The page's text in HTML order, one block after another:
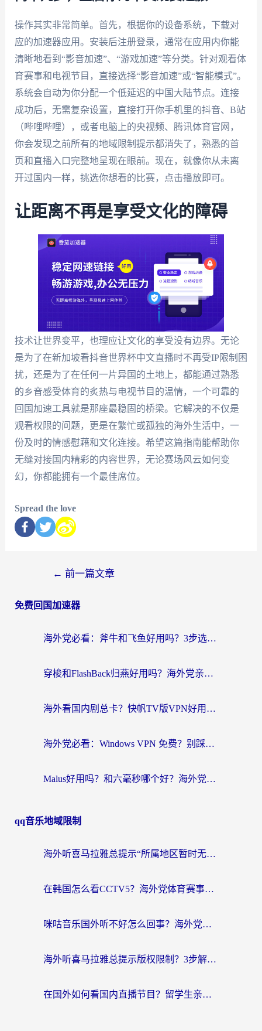
操作其实非常简单。首先，根据你的设备系统，下载对
应的加速器应用。安装后注册登录，通常在应用内你能
清晰地看到“影音加速”、“游戏加速”等分类。针对观看体
育赛事和电视节目，直接选择“影音加速”或“智能模式”。
系统会自动为你分配一个低延迟的中国大陆节点。连接
成功后，无需复杂设置，直接打开你手机里的抖音、B站
（哔哩哔哩），或者电脑上的央视频、腾讯体育官网，
你会发现之前所有的地域限制提示都消失了，熟悉的首
页和直播入口完整地呈现在眼前。现在，就像你从未离
开过国内一样，挑选你想看的比赛，点击播放即可。
让距离不再是享受文化的障碍
技术让世界变平，也理应让文化的享受没有边界。无论
是为了在新加坡看抖音世界杯中文直播时不再受IP限制困
扰，还是为了在任何一片异国的土地上，都能通过熟悉
的乡音感受体育的炙热与电视节目的温情，一个可靠的
回国加速工具就是那座最稳固的桥梁。它解决的不仅是
观看权限的问题，更是在繁忙或孤独的海外生活中，一
份及时的情感慰藉和文化连接。希望这篇指南能帮助你
无缝对接国内精彩的内容世界，无论赛场风云如何变
幻，你都能拥有一个最佳席位。
Spread the love
← 前一篇文章
免费回国加速器
海外党必看：斧牛和飞鱼好用吗？3步选对回国加速器，无缝刷剧玩国服
穿梭和FlashBack归燕好用吗？海外党亲测3款热门回国加速器，教你选对不踩坑
海外看国内剧总卡？快帆TV版VPN好用吗？和快滚VPN对比哪个回国效果更好？
海外党必看：Windows VPN 免费？别踩坑！教你选对好用的国内加速器无缝回国
Malus好用吗？和六毫秒哪个好？海外党选回国加速器的避坑指南
qq音乐地域限制
海外听喜马拉雅总提示“所属地区暂时无版权”？这个限制解除方法亲测有效！
在韩国怎么看CCTV5？海外党体育赛事+中文解说观看终极指南
咪咕音乐国外听不好怎么回事？海外党听歌自由的终极解决方案来了
海外听喜马拉雅总提示版权限制？3步解决+2个音乐平台问题全攻略
在国外如何看国内直播节目？留学生亲测有效的追剧加速指南